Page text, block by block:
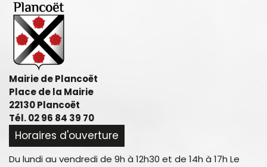
Mairie de Plancoët
Place de la Mairie
22130 Plancoët
Tél. 02 96 84 39 70
Horaires d'ouverture
Du lundi au vendredi de 9h à 12h30 et de 14h à 17h Le